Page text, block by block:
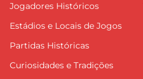
Jogadores Históricos
Estádios e Locais de Jogos
Partidas Históricas
Curiosidades e Tradições